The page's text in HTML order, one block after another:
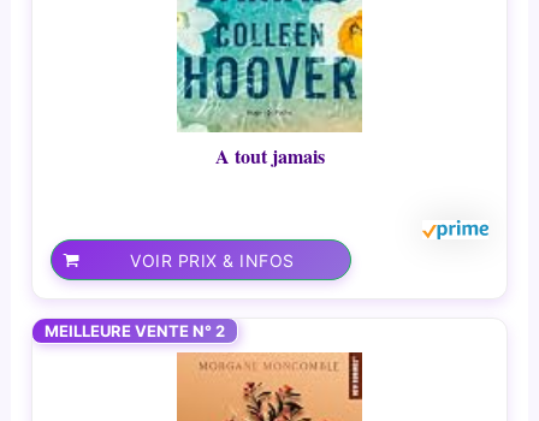
A tout jamais
VOIR PRIX & INFOS
MEILLEURE VENTE N° 2